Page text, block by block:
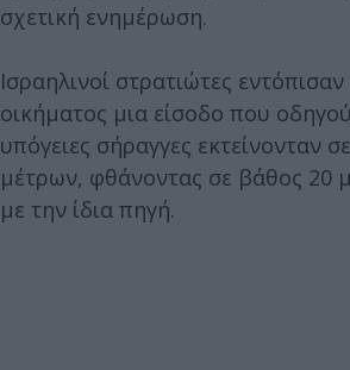
σχετική ενημέρωση.
Ισραηλινοί στρατιώτες
οικήματος μια είσοδο που
υπόγειες σήραγγες εκτείνονταν
μέτρων, φθάνοντας σε βάθος 20
με την ίδια πηγή.